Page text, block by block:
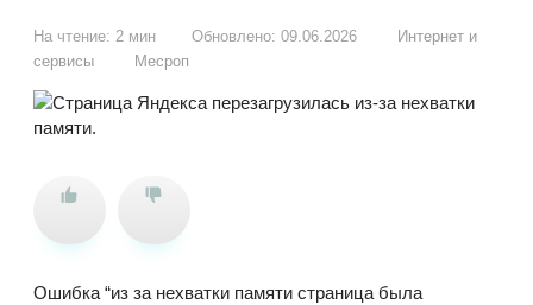
На чтение: 2 мин Обновлено: 09.06.2026
Интернет и
сервисы
Месроп
Ошибка “из за нехватки памяти страница была